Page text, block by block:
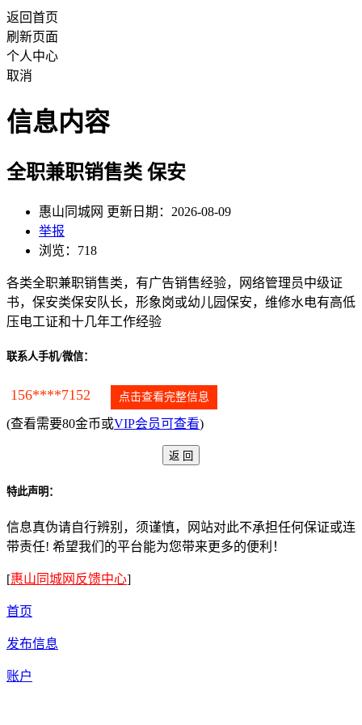
返回首页
刷新页面
个人中心
取消
信息内容
全职兼职销售类 保安
惠山同城网 更新日期：2026-08-09
举报
浏览：718
各类全职兼职销售类，有广告销售经验，网络管理员中级证
书，保安类保安队长，形象岗或幼儿园保安，维修水电有高低
压电工证和十几年工作经验
联系人手机/微信：
156****7152 点击查看完整信息
(查看需要80金币或VIP会员可查看)
特此声明：
信息真伪请自行辨别，须谨慎，网站对此不承担任何保证或连
带责任! 希望我们的平台能为您带来更多的便利！
[惠山同城网反馈中心]
首页
发布信息
账户